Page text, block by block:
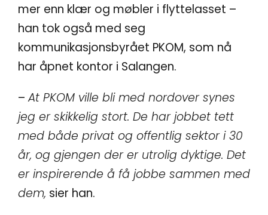
mer enn klær og møbler i flyttelasset –
han tok også med seg
kommunikasjonsbyrået PKOM, som nå
har åpnet kontor i Salangen.
–At PKOM ville bli med nordover synes
jeg er skikkelig stort. De har jobbet tett
med både privat og offentlig sektor i 30
år, og gjengen der er utrolig dyktige. Det
er inspirerende å få jobbe sammen med
dem, sier han.